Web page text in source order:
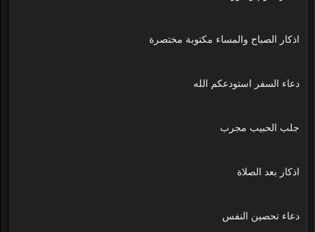
اذكار الصباح والمساء مكتوبة مختصرة
دعاء السفر استودعكم الله
جلب الحبيب مجرب
اذكار بعد الصلاة
دعاء تحصين النفس